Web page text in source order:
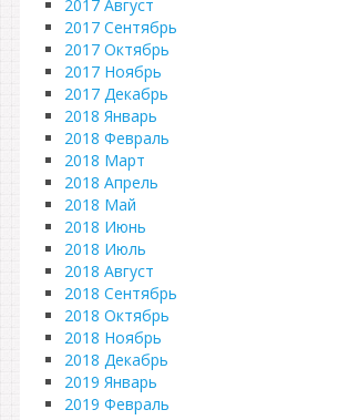
2017 Август
2017 Сентябрь
2017 Октябрь
2017 Ноябрь
2017 Декабрь
2018 Январь
2018 Февраль
2018 Март
2018 Апрель
2018 Май
2018 Июнь
2018 Июль
2018 Август
2018 Сентябрь
2018 Октябрь
2018 Ноябрь
2018 Декабрь
2019 Январь
2019 Февраль